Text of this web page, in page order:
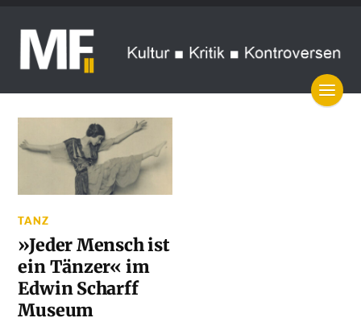
TANZ
»Jeder Mensch ist
ein Tänzer« im
Edwin Scharff
Museum